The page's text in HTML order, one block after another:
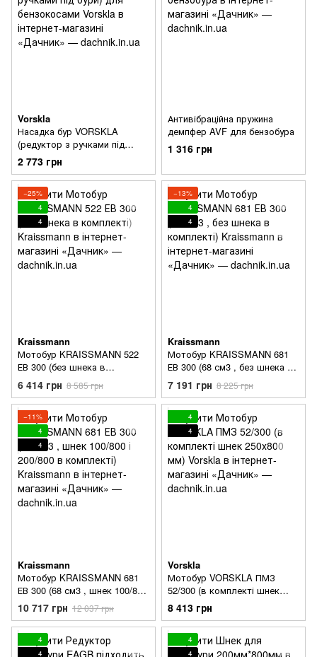
Vorskla
Насадка бур VORSKLA
(редуктор з ручками під
бури) для бензокосами
2 773 грн
Антивібраційна пружина
демпфер AVF для бензобура
1 316 грн
−25%
4
4
Kraissmann
Мотобур KRAISSMANN 522
ЕВ 300 (без шнека в
комплекті)
6 414 грн 8 585 грн
−13%
4
4
Kraissmann
Мотобур KRAISSMANN 681
ЕВ 300 (68 см3 , без шнека в
комплекті)
7 191 грн 8 225 грн
−11%
4
4
Kraissmann
Мотобур KRAISSMANN 681
ЕВ 300 (68 см3 , шнек 100/800
і 200/800 в комплекті)
10 717 грн 12 037 грн
4
4
Vorskla
Мотобур VORSKLA ПМЗ
52/300 (в комплекті шнек
250х800 мм)
8 413 грн
4
4
4
4